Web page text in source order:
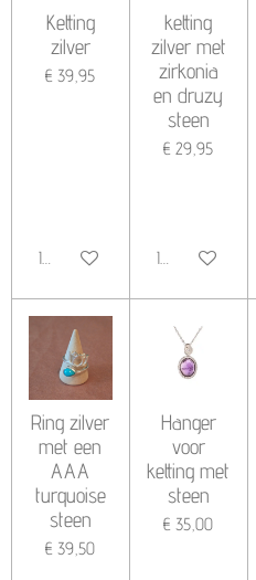
Ketting
zilver
€ 39,95
In winkelwagen
ketting
zilver met
zirkonia
en druzy
steen
€ 29,95
In winkelwagen
Ring zilver
met een
AAA
turquoise
steen
€ 39,50
Hanger
voor
ketting met
steen
€ 35,00